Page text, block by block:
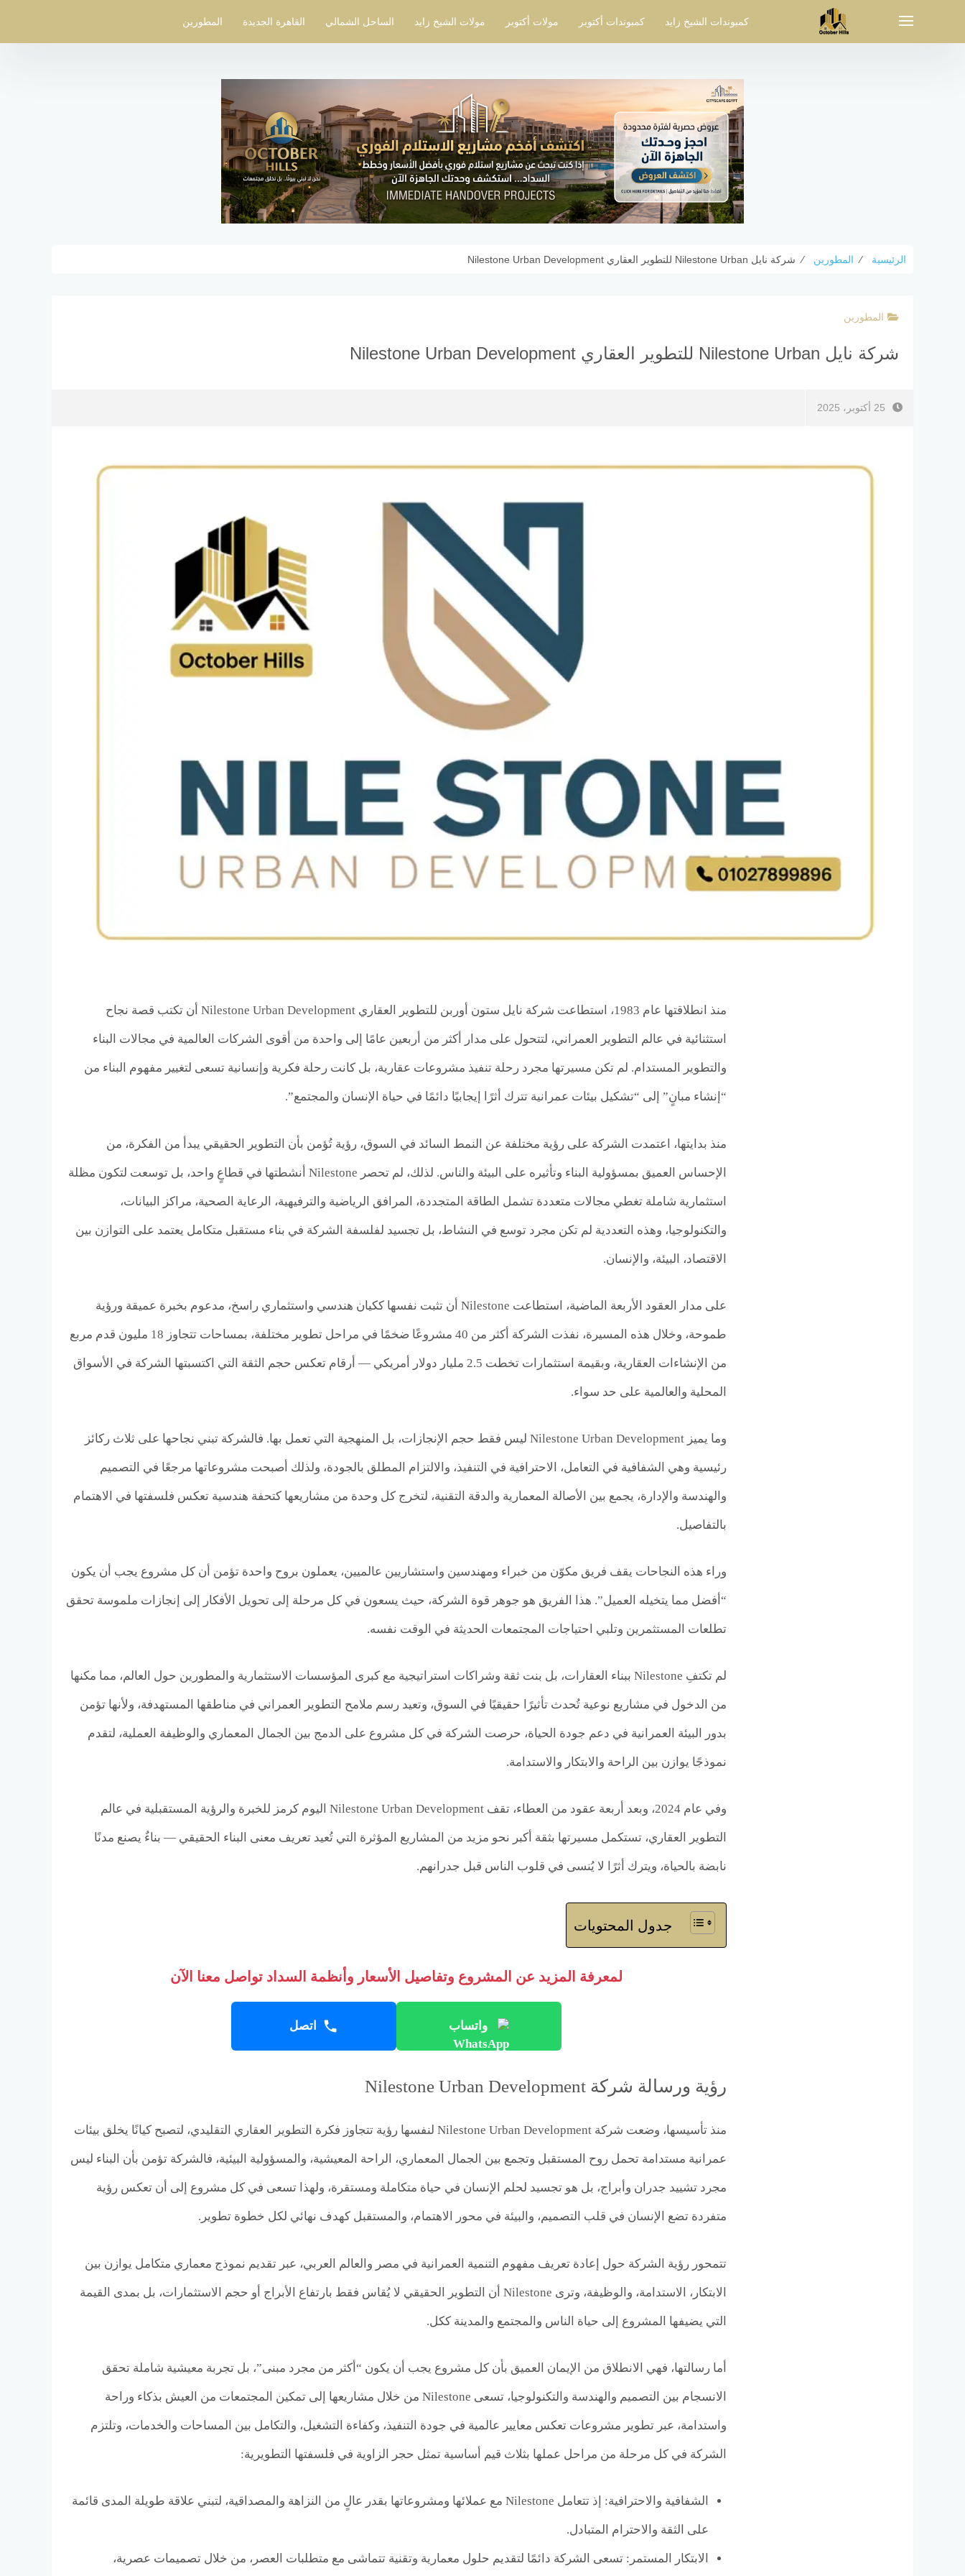
كمبوندات الشيخ زايد كمبوندات أكتوبر مولات أكتوبر مولات الشيخ زايد الساحل الشمالي القاهرة الجديدة المطورين
الرئيسية ⁄ المطورين ⁄ شركة نايل Nilestone Urban للتطوير العقاري Nilestone Urban Development
المطورين
شركة نايل Nilestone Urban للتطوير العقاري Nilestone Urban Development
25 أكتوبر، 2025
منذ انطلاقتها عام 1983، استطاعت شركة نايل ستون أوربن للتطوير العقاري Nilestone Urban Development أن تكتب قصة نجاح
استثنائية في عالم التطوير العمراني، لتتحول على مدار أكثر من أربعين عامًا إلى واحدة من أقوى الشركات العالمية في مجالات البناء
والتطوير المستدام. لم تكن مسيرتها مجرد رحلة تنفيذ مشروعات عقارية، بل كانت رحلة فكرية وإنسانية تسعى لتغيير مفهوم البناء من
“إنشاء مبانٍ” إلى “تشكيل بيئات عمرانية تترك أثرًا إيجابيًا دائمًا في حياة الإنسان والمجتمع”.
منذ بدايتها، اعتمدت الشركة على رؤية مختلفة عن النمط السائد في السوق، رؤية تُؤمن بأن التطوير الحقيقي يبدأ من الفكرة، من
الإحساس العميق بمسؤولية البناء وتأثيره على البيئة والناس. لذلك، لم تحصر Nilestone أنشطتها في قطاعٍ واحد، بل توسعت لتكون مظلة
استثمارية شاملة تغطي مجالات متعددة تشمل الطاقة المتجددة، المرافق الرياضية والترفيهية، الرعاية الصحية، مراكز البيانات،
والتكنولوجيا، وهذه التعددية لم تكن مجرد توسع في النشاط، بل تجسيد لفلسفة الشركة في بناء مستقبل متكامل يعتمد على التوازن بين
الاقتصاد، البيئة، والإنسان.
على مدار العقود الأربعة الماضية، استطاعت Nilestone أن تثبت نفسها ككيان هندسي واستثماري راسخ، مدعوم بخبرة عميقة ورؤية
طموحة، وخلال هذه المسيرة، نفذت الشركة أكثر من 40 مشروعًا ضخمًا في مراحل تطوير مختلفة، بمساحات تتجاوز 18 مليون قدم مربع
من الإنشاءات العقارية، وبقيمة استثمارات تخطت 2.5 مليار دولار أمريكي — أرقام تعكس حجم الثقة التي اكتسبتها الشركة في الأسواق
المحلية والعالمية على حد سواء.
وما يميز Nilestone Urban Development ليس فقط حجم الإنجازات، بل المنهجية التي تعمل بها. فالشركة تبني نجاحها على ثلاث ركائز
رئيسية وهي الشفافية في التعامل، الاحترافية في التنفيذ، والالتزام المطلق بالجودة، ولذلك أصبحت مشروعاتها مرجعًا في التصميم
والهندسة والإدارة، يجمع بين الأصالة المعمارية والدقة التقنية، لتخرج كل وحدة من مشاريعها كتحفة هندسية تعكس فلسفتها في الاهتمام
بالتفاصيل.
وراء هذه النجاحات يقف فريق مكوّن من خبراء ومهندسين واستشاريين عالميين، يعملون بروح واحدة تؤمن أن كل مشروع يجب أن يكون
“أفضل مما يتخيله العميل”. هذا الفريق هو جوهر قوة الشركة، حيث يسعون في كل مرحلة إلى تحويل الأفكار إلى إنجازات ملموسة تحقق
تطلعات المستثمرين وتلبي احتياجات المجتمعات الحديثة في الوقت نفسه.
لم تكتفِ Nilestone ببناء العقارات، بل بنت ثقة وشراكات استراتيجية مع كبرى المؤسسات الاستثمارية والمطورين حول العالم، مما مكنها
من الدخول في مشاريع نوعية تُحدث تأثيرًا حقيقيًا في السوق، وتعيد رسم ملامح التطوير العمراني في مناطقها المستهدفة، ولأنها تؤمن
بدور البيئة العمرانية في دعم جودة الحياة، حرصت الشركة في كل مشروع على الدمج بين الجمال المعماري والوظيفة العملية، لتقدم
نموذجًا يوازن بين الراحة والابتكار والاستدامة.
وفي عام 2024، وبعد أربعة عقود من العطاء، تقف Nilestone Urban Development اليوم كرمز للخبرة والرؤية المستقبلية في عالم
التطوير العقاري، تستكمل مسيرتها بثقة أكبر نحو مزيد من المشاريع المؤثرة التي تُعيد تعريف معنى البناء الحقيقي — بناءٌ يصنع مدنًا
نابضة بالحياة، ويترك أثرًا لا يُنسى في قلوب الناس قبل جدرانهم.
جدول المحتويات
لمعرفة المزيد عن المشروع وتفاصيل الأسعار وأنظمة السداد تواصل معنا الآن
واتساب اتصل
رؤية ورسالة شركة Nilestone Urban Development
منذ تأسيسها، وضعت شركة Nilestone Urban Development لنفسها رؤية تتجاوز فكرة التطوير العقاري التقليدي، لتصبح كيانًا يخلق بيئات
عمرانية مستدامة تحمل روح المستقبل وتجمع بين الجمال المعماري، الراحة المعيشية، والمسؤولية البيئية، فالشركة تؤمن بأن البناء ليس
مجرد تشييد جدران وأبراج، بل هو تجسيد لحلم الإنسان في حياة متكاملة ومستقرة، ولهذا تسعى في كل مشروع إلى أن تعكس رؤية
متفردة تضع الإنسان في قلب التصميم، والبيئة في محور الاهتمام، والمستقبل كهدف نهائي لكل خطوة تطوير.
تتمحور رؤية الشركة حول إعادة تعريف مفهوم التنمية العمرانية في مصر والعالم العربي، عبر تقديم نموذج معماري متكامل يوازن بين
الابتكار، الاستدامة، والوظيفة، وترى Nilestone أن التطوير الحقيقي لا يُقاس فقط بارتفاع الأبراج أو حجم الاستثمارات، بل بمدى القيمة
التي يضيفها المشروع إلى حياة الناس والمجتمع والمدينة ككل.
أما رسالتها، فهي الانطلاق من الإيمان العميق بأن كل مشروع يجب أن يكون “أكثر من مجرد مبنى”، بل تجربة معيشية شاملة تحقق
الانسجام بين التصميم والهندسة والتكنولوجيا، تسعى Nilestone من خلال مشاريعها إلى تمكين المجتمعات من العيش بذكاء وراحة
واستدامة، عبر تطوير مشروعات تعكس معايير عالمية في جودة التنفيذ، وكفاءة التشغيل، والتكامل بين المساحات والخدمات، وتلتزم
الشركة في كل مرحلة من مراحل عملها بثلاث قيم أساسية تمثل حجر الزاوية في فلسفتها التطويرية:
الشفافية والاحترافية: إذ تتعامل Nilestone مع عملائها ومشروعاتها بقدر عالٍ من النزاهة والمصداقية، لتبني علاقة طويلة المدى قائمة
على الثقة والاحترام المتبادل.
الابتكار المستمر: تسعى الشركة دائمًا لتقديم حلول معمارية وتقنية تتماشى مع متطلبات العصر، من خلال تصميمات عصرية،